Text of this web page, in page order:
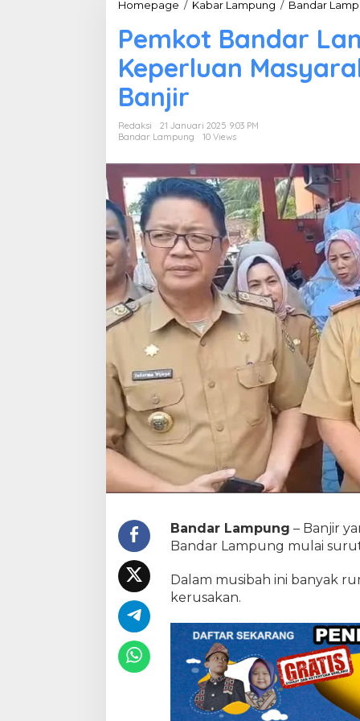
Homepage / Kabar Lampung / Bandar
Pemkot Bandar
Keperluan
Banjir
Redaksi
21 Januari 2025 9:03 PM
Bandar Lampung
10 Views
Bandar Lampung – Banjir
Bandar Lampung mulai
Dalam musibah ini banyak
kerusakan.